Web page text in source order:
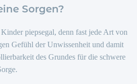
Sorgen?
piepsegal, denn fast jede Art von
Gefühl der Unwissenheit und damit
des Grundes für die schwere